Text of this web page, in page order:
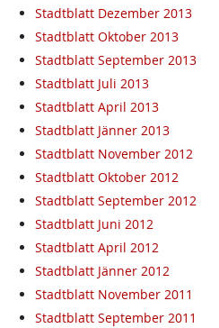
Stadtblatt Dezember 2013
Stadtblatt Oktober 2013
Stadtblatt September 2013
Stadtblatt Juli 2013
Stadtblatt April 2013
Stadtblatt Jänner 2013
Stadtblatt November 2012
Stadtblatt Oktober 2012
Stadtblatt September 2012
Stadtblatt Juni 2012
Stadtblatt April 2012
Stadtblatt Jänner 2012
Stadtblatt November 2011
Stadtblatt September 2011